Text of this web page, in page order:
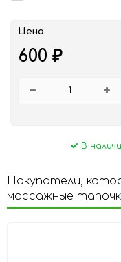
Цена
600 ₽
В
Покупатели,
массажные